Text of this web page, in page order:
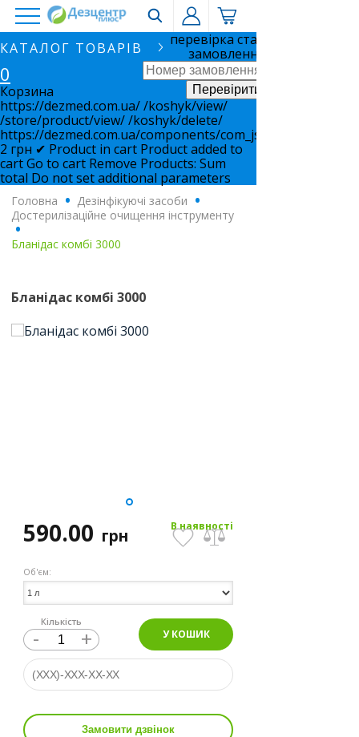
КАТАЛОГ ТОВАРІВ
перевірка статусу
замовлення
0
Корзина
https://dezmed.com.ua//koshyk/view/
/store/product/view//koshyk/delete/
https://dezmed.com.ua/components/com_jshopping/files/
2 грн ✔ Product in cart Product added to
cartGo to cart Remove Products: Sum
total Do not set additional parameters
Головна . Дезінфікуючі засоби
.
Достерилізаційне очищення інструменту
.
Бланідас комбі 3000
Бланідас комбі 3000
В наявності
590.00 грн
Об'єм:
Кількість
- + У КОШИК
Замовити дзвінок